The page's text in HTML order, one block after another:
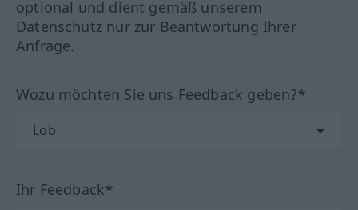
optional und dient gemäß unserem
Datenschutz nur zur Beantwortung Ihrer
Anfrage.
Wozu möchten Sie uns Feedback geben?*
Ihr Feedback*